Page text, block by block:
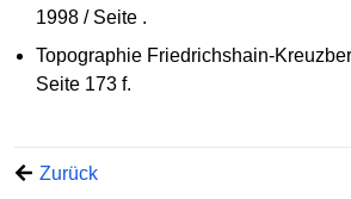
1998 / Seite .
Topographie Friedrichshain-
Seite 173 f.
Zurück